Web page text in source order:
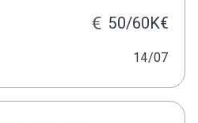
50/60K€
14/07